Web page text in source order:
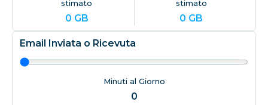
stimato
0 GB
stimato
0 GB
Email Inviata o Ricevuta
Minuti al Giorno
0